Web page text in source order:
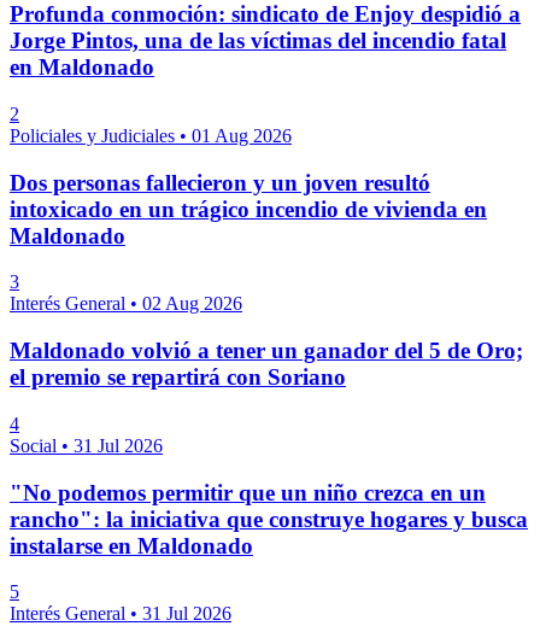
Profunda conmoción: sindicato de Enjoy despidió a
Jorge Pintos, una de las víctimas del incendio fatal
en Maldonado
2
Policiales y Judiciales • 01 Aug 2026
Dos personas fallecieron y un joven resultó
intoxicado en un trágico incendio de vivienda en
Maldonado
3
Interés General • 02 Aug 2026
Maldonado volvió a tener un ganador del 5 de Oro;
el premio se repartirá con Soriano
4
Social • 31 Jul 2026
"No podemos permitir que un niño crezca en un
rancho": la iniciativa que construye hogares y busca
instalarse en Maldonado
5
Interés General • 31 Jul 2026